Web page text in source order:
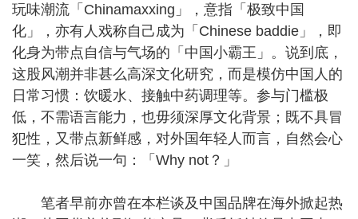
玩味潮流「Chinamaxxing」，意指「极致中国
化」，亦有人戏称自己成为「Chinese baddie」，即
化身为带点自信与气场的「中国小霸王」。说到底，
这股风潮并非甚么高深文化研究，而是模仿中国人的
日常习惯：饮暖水、接触中药调理等。参与门槛极
低，不需语言能力，也毋须深厚文化背景；既不具冒
犯性，又带点新鲜感，对外国年轻人而言，自然会心
一笑，然后说一句：「Why not？」
笔者早前亦曾在本栏谈及中国品牌在海外掀起热